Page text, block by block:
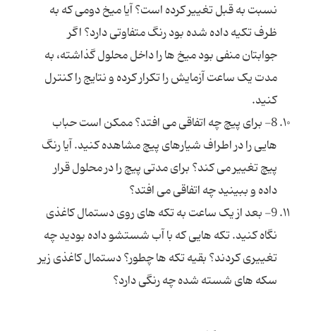
نسبت به قبل تغییر کرده است؟ آیا میخ دومی که به
ظرف تکیه داده شده بود رنگ متفاوتی دارد؟ اگر
جوابتان منفی بود میخ ها را داخل محلول گذاشته، به
مدت یک ساعت آزمایش را تکرار کرده و نتایج را کنترل
کنید.
8- برای پیچ چه اتفاقی می افتد؟ ممکن است حباب
هایی را در اطراف شیارهای پیچ مشاهده کنید. آیا رنگ
پیچ تغییر می کند؟ برای مدتی پیچ را در محلول قرار
داده و ببینید چه اتفاقی می افتد؟
9- بعد از یک ساعت به تکه های روی دستمال کاغذی
نگاه کنید. تکه هایی که با آب شستشو داده بودید چه
تغییری کردند؟ بقیه تکه ها چطور؟ دستمال کاغذی زیر
سکه های شسته شده چه رنگی دارد؟